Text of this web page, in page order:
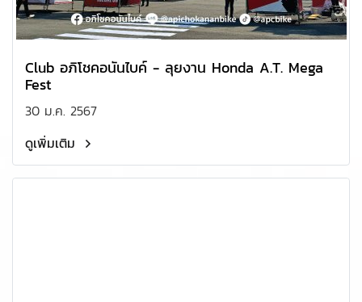
Club อภิโชคอนันไบค์ - ลุยงาน Honda A.T. Mega
Fest
30 ม.ค. 2567
ดูเพิ่มเติม